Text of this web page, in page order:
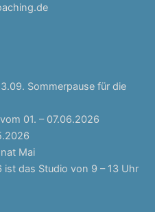
Sommerpause für die
01. – 07.06.2026
Mai
das Studio von 9 – 13 Uhr